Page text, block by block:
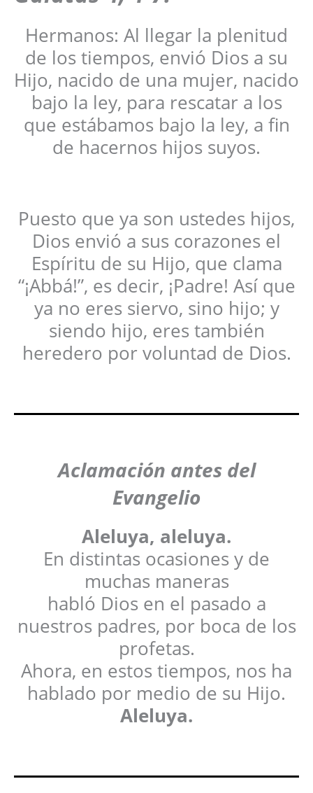
Hermanos: Al llegar la plenitud
de los tiempos, envió Dios a su
Hijo, nacido de una mujer, nacido
bajo la ley, para rescatar a los
que estábamos bajo la ley, a fin
de hacernos hijos suyos.
Puesto que ya son ustedes hijos,
Dios envió a sus corazones el
Espíritu de su Hijo, que clama
“¡Abbá!”, es decir, ¡Padre! Así que
ya no eres siervo, sino hijo; y
siendo hijo, eres también
heredero por voluntad de Dios.
Aclamación antes del
Evangelio
Aleluya, aleluya.
En distintas ocasiones y de
muchas maneras
habló Dios en el pasado a
nuestros padres, por boca de los
profetas.
Ahora, en estos tiempos, nos ha
hablado por medio de su Hijo.
Aleluya.